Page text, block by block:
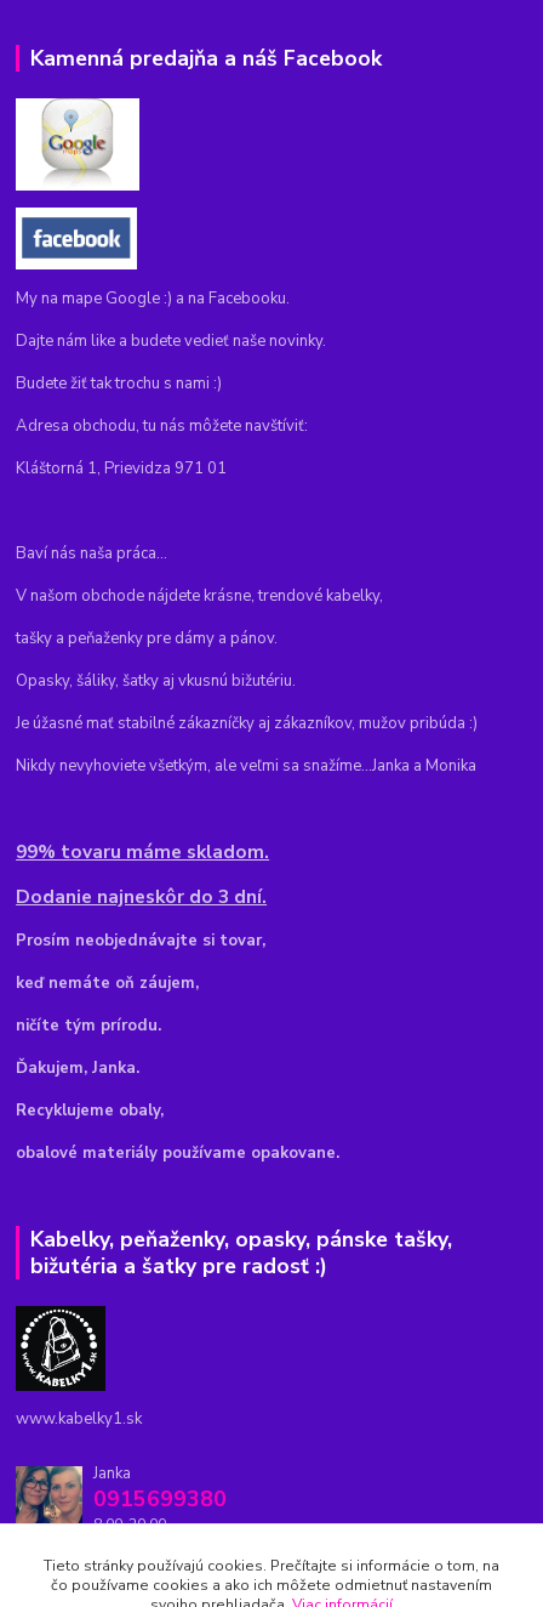
Kamenná predajňa a náš Facebook
My na mape Google :) a na Facebooku.
Dajte nám like a budete vedieť naše novinky.
Budete žiť tak trochu s nami :)
Adresa obchodu, tu nás môžete navštíviť:
Kláštorná 1, Prievidza 971 01
Baví nás naša práca...
V našom obchode nájdete krásne, trendové kabelky,
tašky a peňaženky pre dámy a pánov.
Opasky, šáliky, šatky aj vkusnú bižutériu.
Je úžasné mať stabilné zákazníčky aj zákazníkov, mužov pribúda :)
Nikdy nevyhoviete všetkým, ale veľmi sa snažíme...Janka a Monika
99% tovaru máme skladom.
Dodanie najneskôr do 3 dní.
Prosím neobjednávajte si tovar,
keď nemáte oň záujem,
ničíte tým prírodu.
Ďakujem, Janka.
Recyklujeme obaly,
obalové materiály používame opakovane.
Kabelky, peňaženky, opasky, pánske tašky,
bižutéria a šatky pre radosť :)
www.kabelky1.sk
Janka
0915699380
8.00-20.00
kabelky1.sk@gmail.com
Tieto stránky používajú cookies. Prečítajte si informácie o tom, na
čo používame cookies a ako ich môžete odmietnuť nastavením